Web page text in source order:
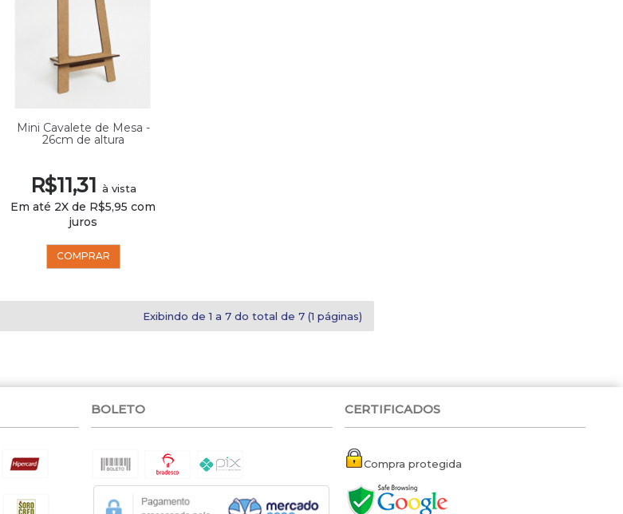
Mini Cavalete de Mesa -
26cm de altura
R$11,31 à vista
Em até 2X de R$5,95 com
juros
COMPRAR
Exibindo de 1 a 7 do total de 7 (1 páginas)
BOLETO CERTIFICADOS
Compra protegida